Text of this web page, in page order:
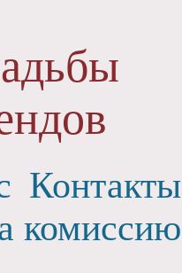
Контакты
комиссию